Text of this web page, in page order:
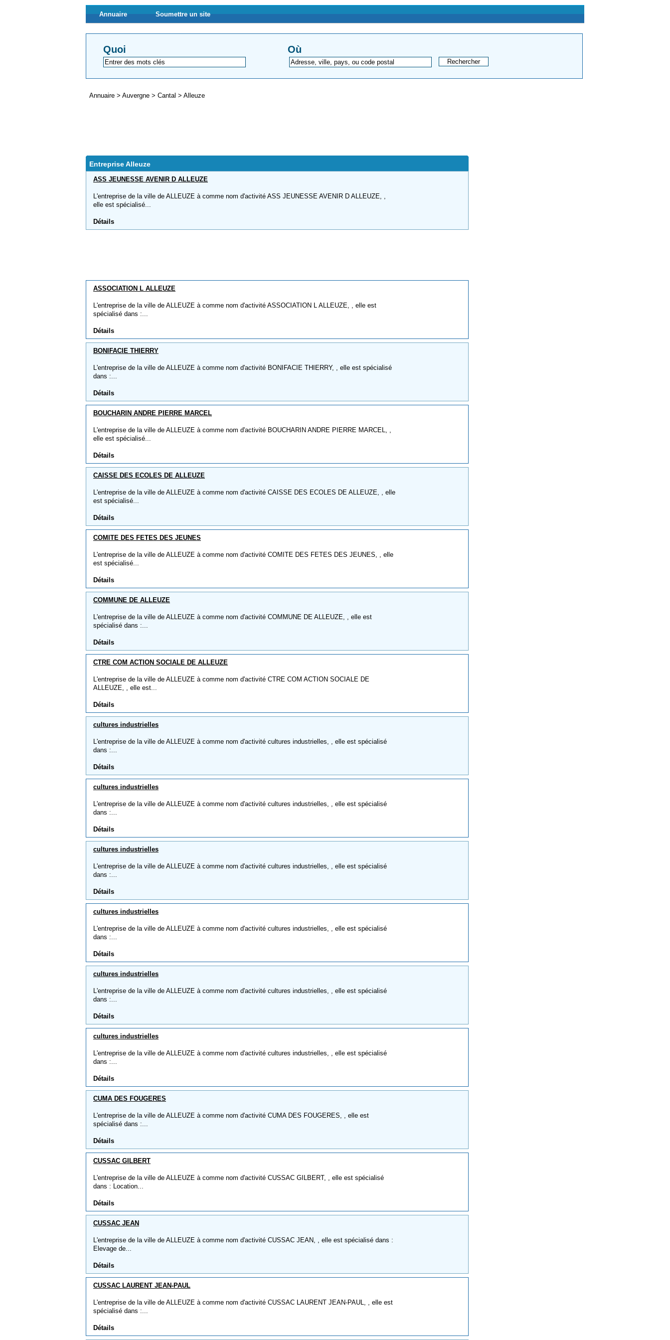
Annuaire Soumettre un site
Quoi Où
Annuaire > Auvergne > Cantal > Alleuze
Entreprise Alleuze
ASS JEUNESSE AVENIR D ALLEUZE
L'entreprise de la ville de ALLEUZE à comme nom d'activité ASS JEUNESSE AVENIR D ALLEUZE, ,
elle est spécialisé...
Détails
ASSOCIATION L ALLEUZE
L'entreprise de la ville de ALLEUZE à comme nom d'activité ASSOCIATION L ALLEUZE, , elle est
spécialisé dans :...
Détails
BONIFACIE THIERRY
L'entreprise de la ville de ALLEUZE à comme nom d'activité BONIFACIE THIERRY, , elle est spécialisé
dans :...
Détails
BOUCHARIN ANDRE PIERRE MARCEL
L'entreprise de la ville de ALLEUZE à comme nom d'activité BOUCHARIN ANDRE PIERRE MARCEL, ,
elle est spécialisé...
Détails
CAISSE DES ECOLES DE ALLEUZE
L'entreprise de la ville de ALLEUZE à comme nom d'activité CAISSE DES ECOLES DE ALLEUZE, , elle
est spécialisé...
Détails
COMITE DES FETES DES JEUNES
L'entreprise de la ville de ALLEUZE à comme nom d'activité COMITE DES FETES DES JEUNES, , elle
est spécialisé...
Détails
COMMUNE DE ALLEUZE
L'entreprise de la ville de ALLEUZE à comme nom d'activité COMMUNE DE ALLEUZE, , elle est
spécialisé dans :...
Détails
CTRE COM ACTION SOCIALE DE ALLEUZE
L'entreprise de la ville de ALLEUZE à comme nom d'activité CTRE COM ACTION SOCIALE DE
ALLEUZE, , elle est...
Détails
cultures industrielles
L'entreprise de la ville de ALLEUZE à comme nom d'activité cultures industrielles, , elle est spécialisé
dans :...
Détails
cultures industrielles
L'entreprise de la ville de ALLEUZE à comme nom d'activité cultures industrielles, , elle est spécialisé
dans :...
Détails
cultures industrielles
L'entreprise de la ville de ALLEUZE à comme nom d'activité cultures industrielles, , elle est spécialisé
dans :...
Détails
cultures industrielles
L'entreprise de la ville de ALLEUZE à comme nom d'activité cultures industrielles, , elle est spécialisé
dans :...
Détails
cultures industrielles
L'entreprise de la ville de ALLEUZE à comme nom d'activité cultures industrielles, , elle est spécialisé
dans :...
Détails
cultures industrielles
L'entreprise de la ville de ALLEUZE à comme nom d'activité cultures industrielles, , elle est spécialisé
dans :...
Détails
CUMA DES FOUGERES
L'entreprise de la ville de ALLEUZE à comme nom d'activité CUMA DES FOUGERES, , elle est
spécialisé dans :...
Détails
CUSSAC GILBERT
L'entreprise de la ville de ALLEUZE à comme nom d'activité CUSSAC GILBERT, , elle est spécialisé
dans : Location...
Détails
CUSSAC JEAN
L'entreprise de la ville de ALLEUZE à comme nom d'activité CUSSAC JEAN, , elle est spécialisé dans :
Elevage de...
Détails
CUSSAC LAURENT JEAN-PAUL
L'entreprise de la ville de ALLEUZE à comme nom d'activité CUSSAC LAURENT JEAN-PAUL, , elle est
spécialisé dans :...
Détails